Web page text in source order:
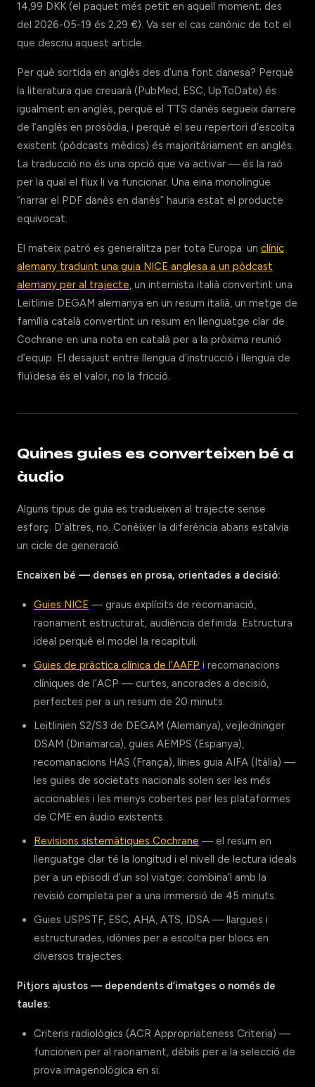
14,99 DKK (el paquet més petit en aquell moment; des
del 2026-05-19 és 2,29 €). Va ser el cas canònic de tot el
que descriu aquest article.
Per què sortida en anglès des d’una font danesa? Perquè
la literatura que creuarà (PubMed, ESC, UpToDate) és
igualment en anglès, perquè el TTS danès segueix darrere
de l’anglès en prosòdia, i perquè el seu repertori d’escolta
existent (pòdcasts mèdics) és majoritàriament en anglès.
La traducció no és una opció que va activar — és la raó
per la qual el flux li va funcionar. Una eina monolingüe
“narrar el PDF danès en danès” hauria estat el producte
equivocat.
El mateix patró es generalitza per tota Europa: un clínic
alemany traduint una guia NICE anglesa a un pòdcast
alemany per al trajecte, un internista italià convertint una
Leitlinie DEGAM alemanya en un resum italià, un metge de
família català convertint un resum en llenguatge clar de
Cochrane en una nota en català per a la pròxima reunió
d’equip. El desajust entre llengua d’instrucció i llengua de
fluïdesa és el valor, no la fricció.
Quines guies es converteixen bé a
àudio
Alguns tipus de guia es tradueixen al trajecte sense
esforç. D’altres, no. Conèixer la diferència abans estalvia
un cicle de generació.
Encaixen bé — denses en prosa, orientades a decisió:
Guies NICE — graus explícits de recomanació,
raonament estructurat, audiència definida. Estructura
ideal perquè el model la recapituli.
Guies de pràctica clínica de l’AAFP i recomanacions
clíniques de l’ACP — curtes, ancorades a decisió,
perfectes per a un resum de 20 minuts.
Leitlinien S2/S3 de DEGAM (Alemanya), vejledninger
DSAM (Dinamarca), guies AEMPS (Espanya),
recomanacions HAS (França), línies guia AIFA (Itàlia) —
les guies de societats nacionals solen ser les més
accionables i les menys cobertes per les plataformes
de CME en àudio existents.
Revisions sistemàtiques Cochrane — el resum en
llenguatge clar té la longitud i el nivell de lectura ideals
per a un episodi d’un sol viatge; combina’l amb la
revisió completa per a una immersió de 45 minuts.
Guies USPSTF, ESC, AHA, ATS, IDSA — llargues i
estructurades, idònies per a escolta per blocs en
diversos trajectes.
Pitjors ajustos — dependents d’imatges o només de
taules:
Criteris radiològics (ACR Appropriateness Criteria) —
funcionen per al raonament, dèbils per a la selecció de
prova imagenològica en si.